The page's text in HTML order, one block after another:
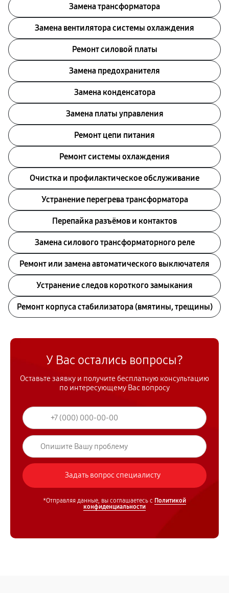
Замена трансформатора
Замена вентилятора системы охлаждения
Ремонт силовой платы
Замена предохранителя
Замена конденсатора
Замена платы управления
Ремонт цепи питания
Ремонт системы охлаждения
Очистка и профилактическое обслуживание
Устранение перегрева трансформатора
Перепайка разъёмов и контактов
Замена силового трансформаторного реле
Ремонт или замена автоматического выключателя
Устранение следов короткого замыкания
Ремонт корпуса стабилизатора (вмятины, трещины)
У Вас остались вопросы?
Оставьте заявку и получите бесплатную консультацию
по интересующему Вас вопросу
*Отправляя данные, вы соглашаетесь с Политикой
конфиденциальности